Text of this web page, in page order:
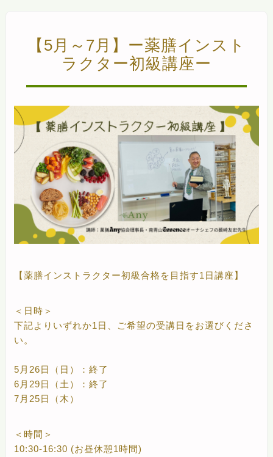
【5月～7月】ー薬膳インスト
ラクター初級講座ー
【薬膳インストラクター初級合格を目指す1日講座】
＜日時＞
下記よりいずれか1日、ご希望の受講日をお選びくださ
い。
5月26日（日）：終了
6月29日（土）：終了
7月25日（木）
＜時間＞
10:30-16:30 (お昼休憩1時間)